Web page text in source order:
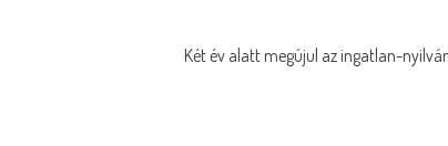
Két év alatt megújul az ingatlan-